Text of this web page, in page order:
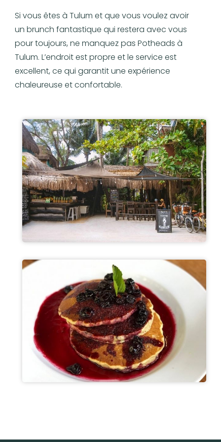
Si vous êtes à Tulum et que vous voulez avoir
un brunch fantastique qui restera avec vous
pour toujours, ne manquez pas Potheads à
Tulum. L’endroit est propre et le service est
excellent, ce qui garantit une expérience
chaleureuse et confortable.